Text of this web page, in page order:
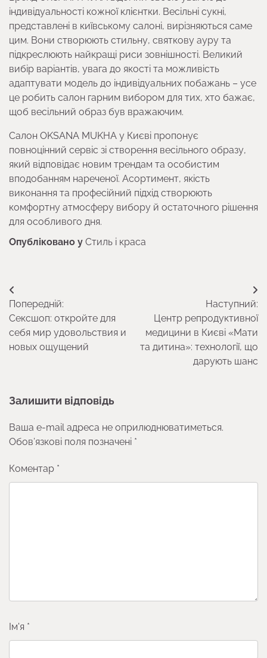
індивідуальності кожної клієнтки. Весільні сукні,
представлені в київському салоні, вирізняються саме
цим. Вони створюють стильну, святкову ауру та
підкреслюють найкращі риси зовнішності. Великий
вибір варіантів, увага до якості та можливість
адаптувати модель до індивідуальних побажань – усе
це робить салон гарним вибором для тих, хто бажає,
щоб весільний образ був вражаючим.
Салон OKSANA MUKHA у Києві пропонує
повноцінний сервіс зі створення весільного образу,
який відповідає новим трендам та особистим
вподобанням нареченої. Асортимент, якість
виконання та професійний підхід створюють
комфортну атмосферу вибору й остаточного рішення
для особливого дня.
Опубліковано у Стиль і краса
Навігація
записів
Попередній:
Сексшоп: откройте для
себя мир удовольствия и
новых ощущений
Наступний:
Центр репродуктивної
медицини в Києві «Мати
та дитина»: технології, що
дарують шанс
Залишити відповідь
Ваша e-mail адреса не оприлюднюватиметься.
Обов’язкові поля позначені *
Коментар *
Ім'я *